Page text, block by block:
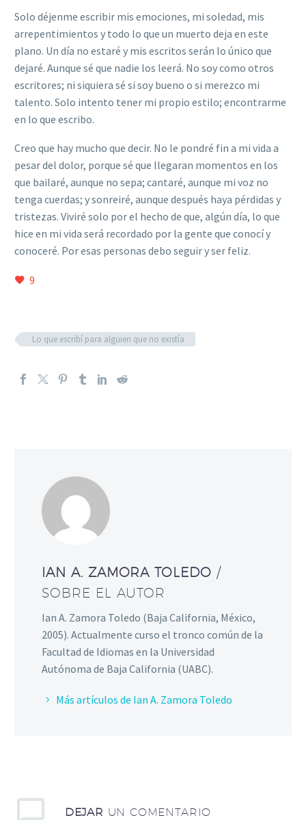
Solo déjenme escribir mis emociones, mi soledad, mis
arrepentimientos y todo lo que un muerto deja en este
plano. Un día no estaré y mis escritos serán lo único que
dejaré. Aunque sé que nadie los leerá. No soy como otros
escritores; ni siquiera sé si soy bueno o si merezco mi
talento. Solo intento tener mi propio estilo; encontrarme
en lo que escribo.
Creo que hay mucho que decir. No le pondré fin a mi vida a
pesar del dolor, porque sé que llegaran momentos en los
que bailaré, aunque no sepa; cantaré, aunque mi voz no
tenga cuerdas; y sonreiré, aunque después haya pérdidas y
tristezas. Viviré solo por el hecho de que, algún día, lo que
hice en mi vida será recordado por la gente que conocí y
conoceré. Por esas personas debo seguir y ser feliz.
9
Lo que escribí para alguien que no existía
IAN A. ZAMORA TOLEDO /
SOBRE EL AUTOR
Ian A. Zamora Toledo (Baja California, México,
2005). Actualmente curso el tronco común de la
Facultad de Idiomas en la Universidad
Autónoma de Baja California (UABC).
Más artículos de Ian A. Zamora Toledo
DEJAR UN COMENTARIO